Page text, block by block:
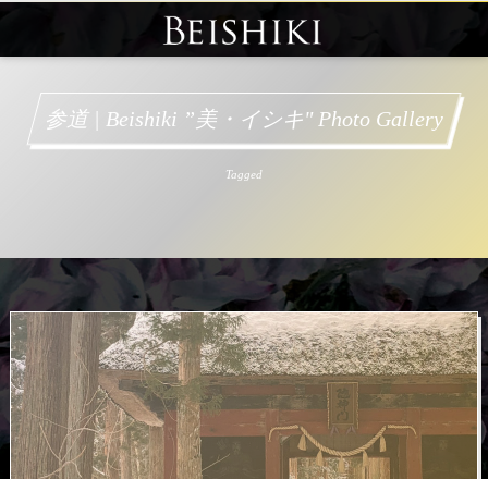
参道 | Beishiki ”美・イシキ" Photo Gallery
Tagged